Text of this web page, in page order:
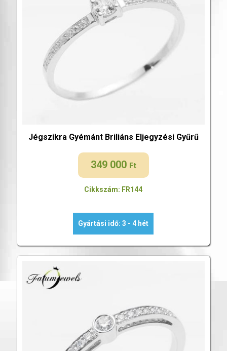
Jégszikra Gyémánt Briliáns Eljegyzési Gyűrű
349 000 Ft
Cikkszám: FR144
Gyártási idő: 3 - 4 hét